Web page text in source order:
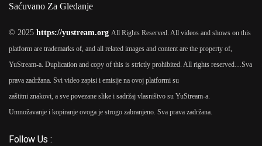
Saćuvano Za Gledanje
© 2025 https://yustream.org All Rights Reserved. All videos and shows on this
platform are trademarks of, and all related images and content are the property of,
YuStream-a. Duplication and copy of this is strictly prohibited. All rights reserved…Sva
prava zadržana. Svi video zapisi i emisije na ovoj platformi su
zaštitni znakovi, a sve povezane slike i sadržaj vlasništvo su YuStream-a.
Umnožavanje i kopiranje ovoga je strogo zabranjeno. Sva prava zadržana.
Follow Us :